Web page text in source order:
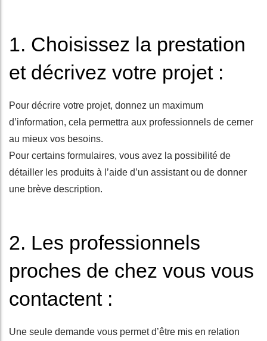
1. Choisissez la prestation
et décrivez votre projet :
Pour décrire votre projet, donnez un maximum
d’information, cela permettra aux professionnels de cerner
au mieux vos besoins.
Pour certains formulaires, vous avez la possibilité de
détailler les produits à l’aide d’un assistant ou de donner
une brève description.
2. Les professionnels
proches de chez vous vous
contactent :
Une seule demande vous permet d’être mis en relation